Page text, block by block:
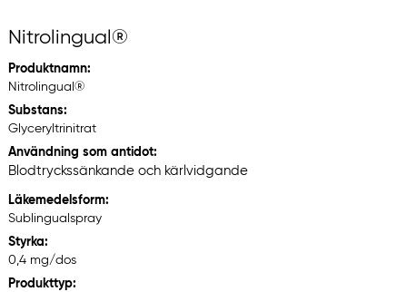
Nitrolingual®
Produktnamn:
Nitrolingual®
Substans:
Glyceryltrinitrat
Användning som antidot:
Blodtryckssänkande och kärlvidgande
Läkemedelsform:
Sublingualspray
Styrka:
0,4 mg/dos
Produkttyp: